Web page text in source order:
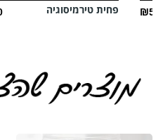
פחית טירמיסוגיה